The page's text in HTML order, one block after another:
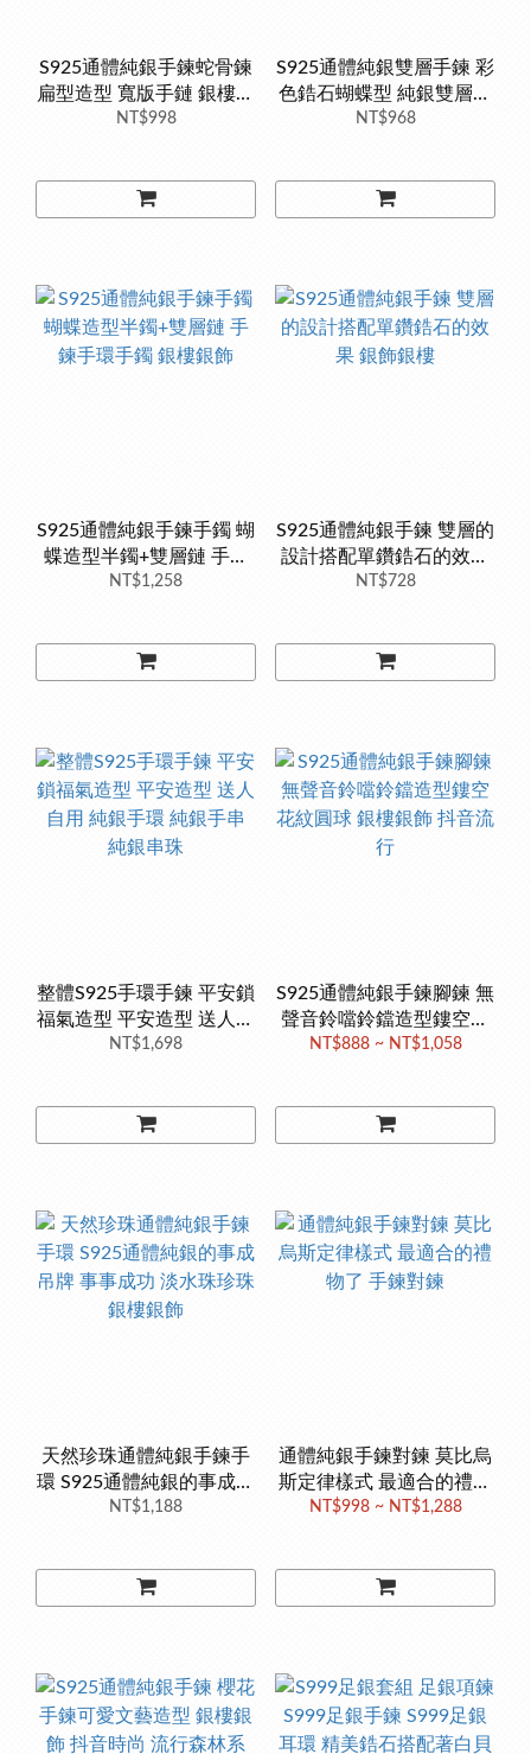
S925通體純銀手鍊蛇骨鍊
扁型造型 寬版手鏈 銀樓銀
飾 通體純銀手鏈
NT$998
S925通體純銀雙層手鍊 彩
色鋯石蝴蝶型 純銀雙層手
鏈 銀樓銀飾
NT$968
S925通體純銀手鍊手鐲 蝴
蝶造型半鐲+雙層鏈 手鍊
手環手鐲 銀樓銀飾
NT$1,258
S925通體純銀手鍊 雙層的
設計搭配單鑽鋯石的效果
銀飾銀樓
NT$728
整體S925手環手鍊 平安鎖
福氣造型 平安造型 送人自
用 純銀手環 純銀手串 純
NT$1,698
S925通體純銀手鍊腳鍊 無
聲音鈴噹鈴鐺造型鏤空花
紋圓球 銀樓銀飾 抖音流行
NT$888 ~ NT$1,058
天然珍珠通體純銀手鍊手
環 S925通體純銀的事成吊
牌 事事成功 淡水珠珍珠
NT$1,188
通體純銀手鍊對鍊 莫比烏
斯定律樣式 最適合的禮物
了 手鍊對鍊
NT$998 ~ NT$1,288